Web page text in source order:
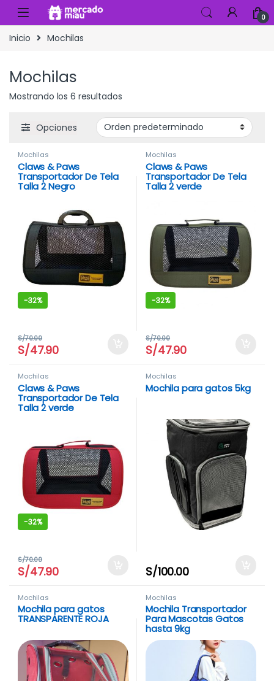
Skip to navigation
Skip to content
0
Inicio Mochilas
Mochilas
Mostrando los 6 resultados
Opciones
Mochilas
Claws & Paws
Transportador De Tela
Talla 2 Negro
-32%
S/47.90
S/70.00
Mochilas
Claws & Paws
Transportador De Tela
Talla 2 verde
-32%
S/47.90
S/70.00
Mochilas
Claws & Paws
Transportador De Tela
Talla 2 verde
-32%
S/47.90
S/70.00
Mochilas
Mochila para gatos 5kg
S/100.00
Mochilas
Mochila para gatos
TRANSPARENTE ROJA
Mochilas
Mochila Transportador
Para Mascotas Gatos
hasta 9kg